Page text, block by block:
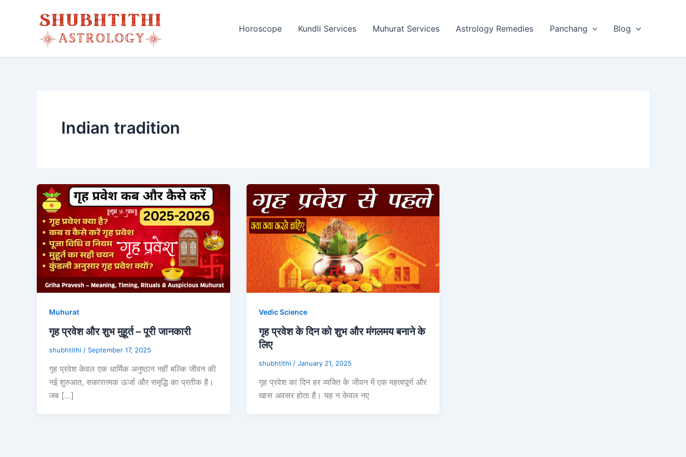
Horoscope Kundli Services Muhurat Services Astrology Remedies Panchang Blog
Indian tradition
Muhurat
गृह प्रवेश और शुभ मुहूर्त – पूरी जानकारी
shubhtithi / September 17, 2025
गृह प्रवेश केवल एक धार्मिक अनुष्ठान नहीं बल्कि जीवन की
नई शुरुआत, सकारात्मक ऊर्जा और समृद्धि का प्रतीक है।
जब […]
Vedic Science
गृह प्रवेश के दिन को शुभ और मंगलमय बनाने के
लिए
shubhtithi / January 21, 2025
गृह प्रवेश का दिन हर व्यक्ति के जीवन में एक महत्वपूर्ण और
खास अवसर होता है। यह न केवल नए